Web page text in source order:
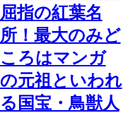
屈指の紅葉名
所！最大のみど
ころはマンガ
の元祖といわれ
る国宝・鳥獣人